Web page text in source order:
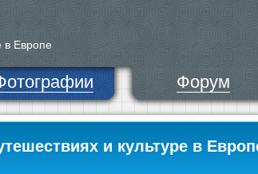
в Европе
Форум
и культуре в